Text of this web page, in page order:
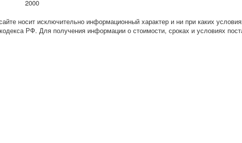
2000
носит исключительно информационный характер и ни при каких
РФ. Для получения информации о стоимости, сроках и условиях